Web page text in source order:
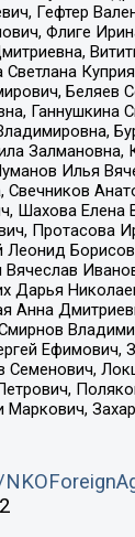
Гефтер
Флиге
Беляев
Ганнушкина
Залмановна,
Илья
Шахова Елена
Протасова
Леонид
Вячеслав
Дарья
Анна
Ефимович,
Семенович,
Маркович,